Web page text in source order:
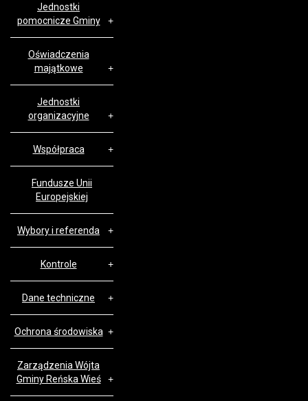
Jednostki
pomocnicze Gminy
Oświadczenia
majątkowe
Jednostki
organizacyjne
Współpraca
Fundusze Unii
Europejskiej
Wybory i referenda
Kontrole
Dane techniczne
Ochrona środowiska
Zarządzenia Wójta
Gminy Reńska Wieś